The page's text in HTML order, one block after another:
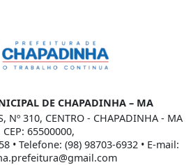
DE CHAPADINHA – MA
Nº 310, CENTRO - CHAPADINHA - MA
CEP: 65500000,
• Telefone: (98) 98703-6932 • E-mail: